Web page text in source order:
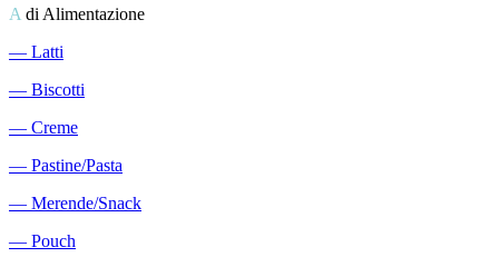
A di Alimentazione
― Latti
― Biscotti
― Creme
― Pastine/Pasta
― Merende/Snack
― Pouch